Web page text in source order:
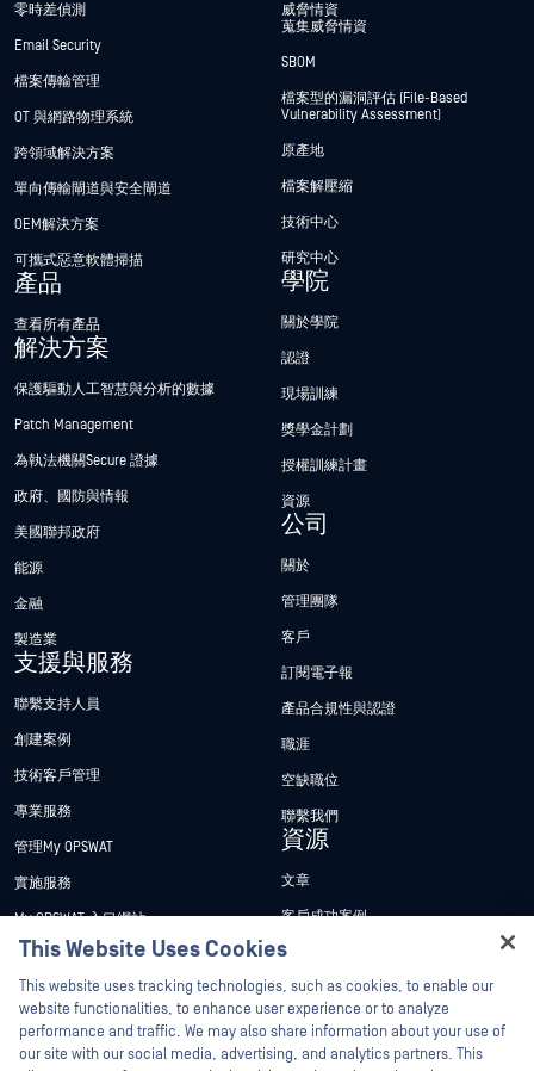
零時差偵測
Email Security
檔案傳輸管理
OT 與網路物理系統
跨領域解決方案
單向傳輸閘道與安全閘道
OEM解決方案
可攜式惡意軟體掃描
產品
查看所有產品
解決方案
保護驅動人工智慧與分析的數據
Patch Management
為執法機關Secure 證據
政府、國防與情報
美國聯邦政府
能源
金融
製造業
支援與服務
聯繫支持人員
創建案例
技術客戶管理
專業服務
管理My OPSWAT
實施服務
My OPSWAT 入口網站
技術檔案
訓練
漏洞通報計畫
合作夥伴
威脅情資
蒐集威脅情資
SBOM
檔案型的漏洞評估 (File-Based
Vulnerability Assessment)
原產地
檔案解壓縮
技術中心
研究中心
學院
關於學院
認證
現場訓練
獎學金計劃
授權訓練計畫
資源
公司
關於
管理團隊
客戶
訂閱電子報
產品合規性與認證
職涯
空缺職位
聯繫我們
資源
文章
客戶成功案例
新聞稿
新聞報導
網路研討會
This Website Uses Cookies
This website uses tracking technologies, such as cookies, to enable our
website functionalities, to enhance user experience or to analyze
performance and traffic. We may also share information about your use of
our site with our social media, advertising, and analytics partners. This
Hey there!
I'm Ozzy, your OPSWAT virtual assistant.
How can I help you secure what's critical
today?